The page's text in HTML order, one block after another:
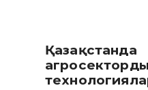
Қазақстанда